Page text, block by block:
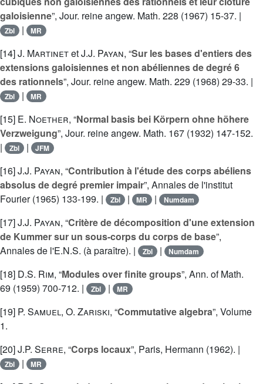
galoisienne”, Jour. reine angew. Math. 228 (1967) 15-37. |
Zbl | MR
[14]J. MartinetetJ.J. Payan, “Sur les bases d'entiers des
extensions galoisiennes et non abéliennes de degré 6
des rationnels”, Jour. reine angew. Math. 229 (1968) 29-33. |
Zbl | MR
[15] E. Noether, “Normal basis bei Körpern ohne höhere
Verzweigung”, Jour. reine angew. Math. 167 (1932) 147-152.
|
Zbl | JFM
[16]J.J. Payan, “Contribution à l'étude des corps abéliens
absolus de degré premier impair”, Annales de l'institut
Fourier (1965) 133-199. |
Zbl | MR | Numdam
[17]J.J. Payan, “Critère de décomposition d'une extension
de Kummer sur un sous-corps du corps de base”,
Annales de l'E.N.S. (à paraître). |
Zbl | Numdam
[18] D.S. Rim, “Modules over finite groups”, Ann. of Math.
69 (1959) 700-712. |
Zbl | MR
[19] P. Samuel, O. Zariski, “Commutative algebra”, Volume
1.
[20]J.P. Serre, “Corps locaux”, Paris, Hermann (1962). |
Zbl | MR